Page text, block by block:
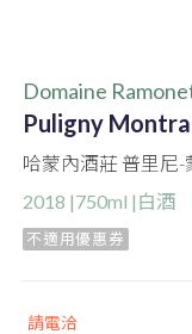
Domaine
Puligny
哈蒙內酒莊 普里尼
2018 |750ml |白酒
不適用優惠券
請電洽